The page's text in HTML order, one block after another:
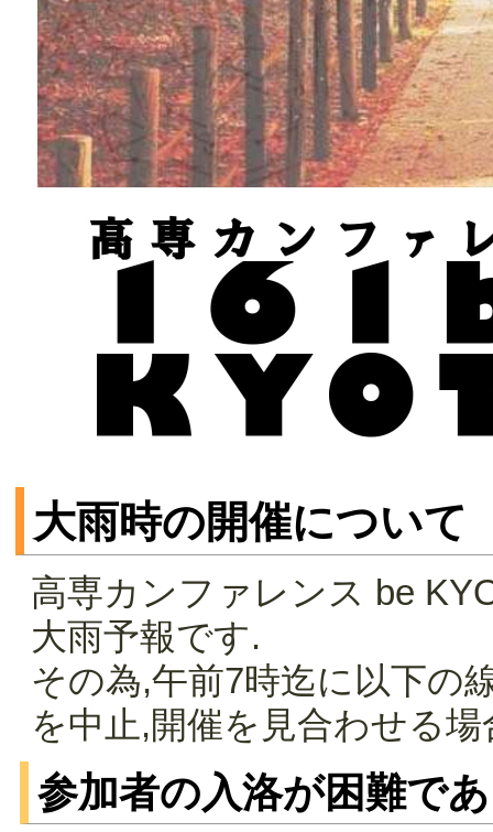
大雨時の開催について
高専カンファレンス be
大雨予報です.
その為,午前7時迄に以下の
を中止,開催を見合わせる
参加者の入洛が困難で